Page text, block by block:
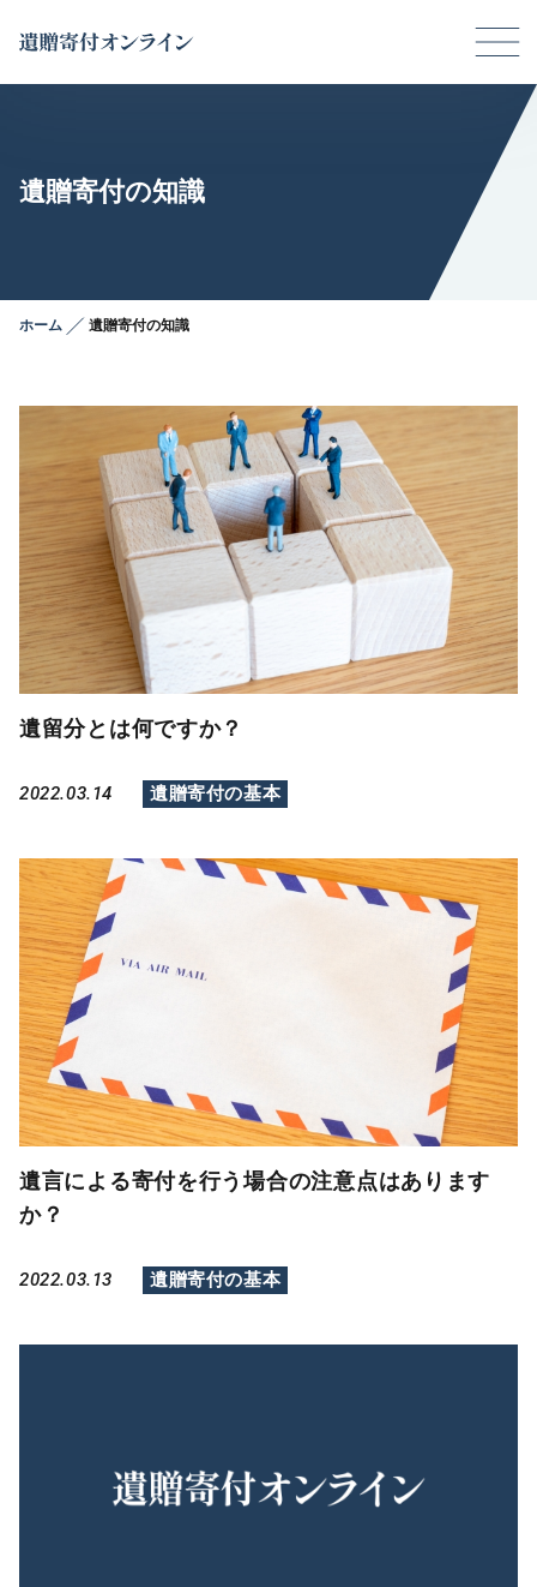
を
Main
遺贈寄付の知識
ホーム 遺贈寄付の知識
遺留分とは何ですか？
2022.03.14 遺贈寄付の基本
遺言による寄付を行う場合の注意点はあります
か？
2022.03.13 遺贈寄付の基本